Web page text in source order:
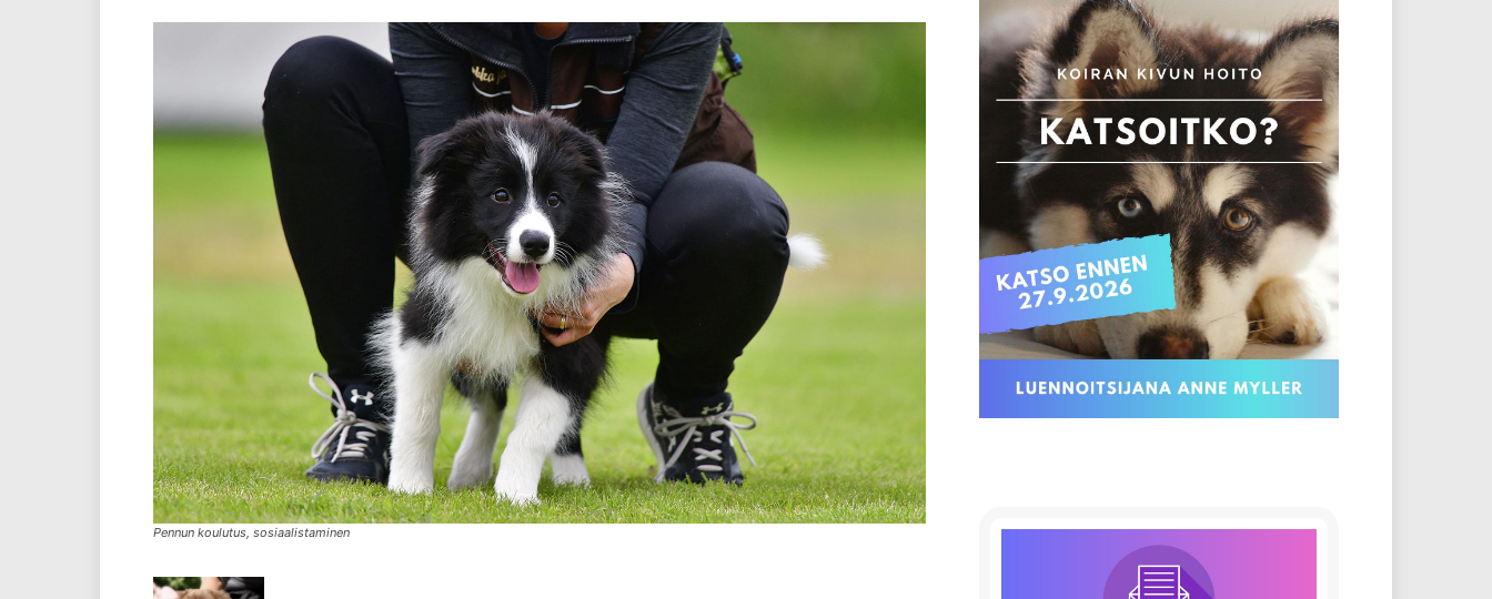
Pennun koulutus, sosiaalistaminen